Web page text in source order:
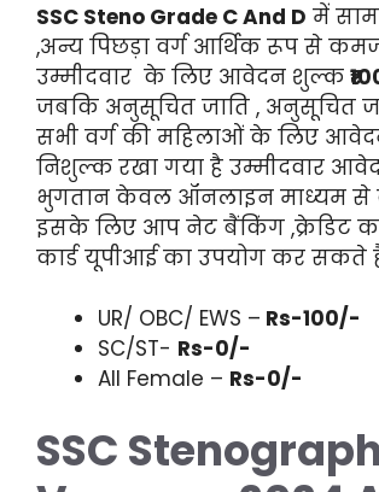
SSC Steno Grade C And D में
,अन्य पिछड़ा वर्ग आर्थिक रूप से
उम्मीदवार के लिए आवेदन शुल्क
जबकि अनुसूचित जाति , अनुसूचित
सभी वर्ग की महिलाओं के लिए
निशुल्क रखा गया है उम्मीदवार
भुगतान केवल ऑनलाइन माध्यम
इसके लिए आप नेट बैंकिंग ,क्रेडिट
कार्ड यूपीआई का उपयोग कर सकते
UR/ OBC/ EWS – Rs-100/-
SC/ST- Rs-0/-
All Female – Rs-0/-
SSC